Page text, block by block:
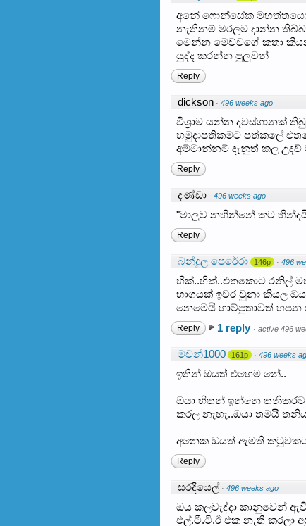
අනේ ෆොන්සේක
නැතිනම් මරලම දාන්න
මෙන්න මෙව්වගේ කතා
යුද්ද කරන්න පුලුවන්
Reply
dickson · 496 weeks ago
විශ්‍රාම යන්න දවස්ගානක්
හමුදාපතිකමට පත්කලේ
අම්මාන්නම් දැනුත් කල
Reply
දණ්ඩා · 496 weeks ago
"මාලුව නහින්නේ කට
Reply
බන්දුල පෙරේරා 146p · 496
හික්..හික්..එතකොට රනිල්
භාගයක් ඉවර වුනා කියල
නෙමෙයි හාම්පුතාවත් හපන
Reply 1 reply · active 496
මචන්1000 161p · 496 weeks
ඉතින් ඔයත් එහෙම නේ..
ඔයා හිතන් ඉන්නෙ තනිකරම
කරල නැහැ..ඔයා තමයි
අනෙක ඔයත් ඇමති
Reply
සරදියෙල් · 496 weeks ago
ඔය කලවැද්දා කානුවෙන්
එල්.ටී.ටී.ඊ එක නැති කරලා